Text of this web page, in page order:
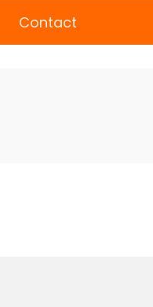
Contact